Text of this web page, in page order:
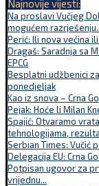
Najnovije vijesti:
Na proslavi Vučjeg
mogućem
Perić: Ili nova većina
Dragaš: Saradnja sa
EPCG
Besplatni udžbenici
ponedjeljak
Kao iz snova – Crna
Pejak: Hoće li Milan
Spajić: Otvaramo
tehnologijama,
Serbian Times: Vučić
Delegacija EU: Crna
Potpisan ugovor za
vrijednu...